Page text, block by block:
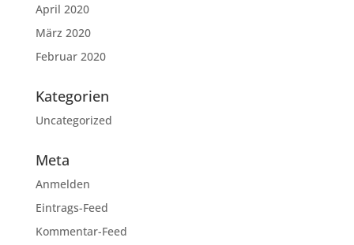
April 2020
März 2020
Februar 2020
Kategorien
Uncategorized
Meta
Anmelden
Eintrags-Feed
Kommentar-Feed